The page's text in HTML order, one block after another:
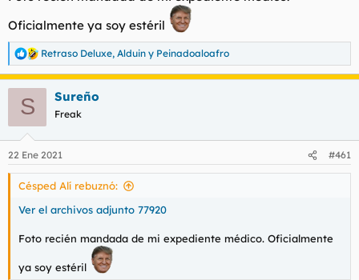
Oficialmente ya soy estéril
R
e
a
e
s
Retraso Deluxe, Alduin y Peinadoaloafro
S Sureño
Freak
22 Ene 2021 #461
Césped Alí rebuznó:
Ver el archivos adjunto 77920
Foto recién mandada de mi expediente médico. Oficialmente
ya soy estéril